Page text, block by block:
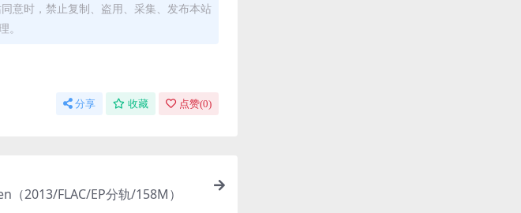
意时，禁止复制、盗用、采集、发布本站
。
分享 收藏 点赞(0)
2013/FLAC/EP分轨/158M）